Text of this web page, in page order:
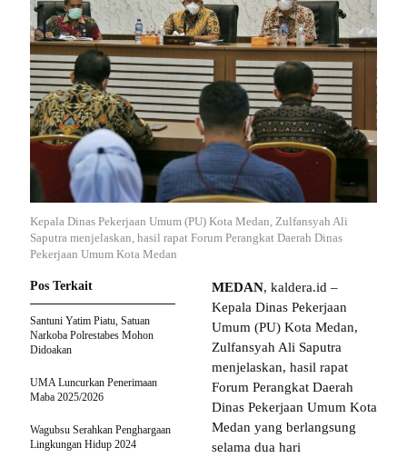
Kepala Dinas Pekerjaan Umum (PU) Kota Medan, Zulfansyah Ali
Saputra menjelaskan, hasil rapat Forum Perangkat Daerah Dinas
Pekerjaan Umum Kota Medan
MEDAN, kaldera.id –
Kepala Dinas Pekerjaan
Umum (PU) Kota Medan,
Zulfansyah Ali Saputra
menjelaskan, hasil rapat
Forum Perangkat Daerah
Dinas Pekerjaan Umum Kota
Medan yang berlangsung
selama dua hari
Pos Terkait
Santuni Yatim Piatu, Satuan
Narkoba Polrestabes Mohon
Didoakan
UMA Luncurkan Penerimaan
Maba 2025/2026
Wagubsu Serahkan Penghargaan
Lingkungan Hidup 2024